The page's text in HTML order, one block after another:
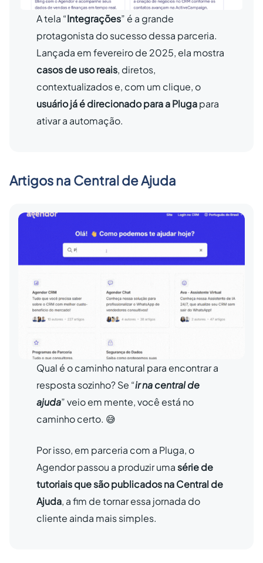
A tela “Integrações” é a grande
protagonista do sucesso dessa parceria.
Lançada em fevereiro de 2025, ela mostra
casos de uso reais, diretos,
contextualizados e, com um clique, o
usuário já é direcionado para a Plugapara
ativar a automação.
Artigos na Central de Ajuda
Qual é o caminho natural para encontrar a
resposta sozinho? Se “ir na central de
ajuda” veio em mente, você está no
caminho certo. 😅
Por isso, em parceria com a Pluga, o
Agendor passou a produzir umasérie de
tutoriais que são publicados na Central de
Ajuda, a fim de tornar essa jornada do
cliente ainda mais simples.